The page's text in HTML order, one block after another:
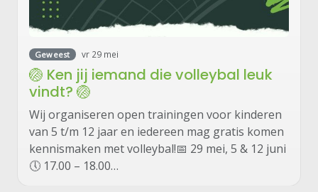
Geweest vr 29 mei
🏐 Ken jij iemand die volleybal leuk
vindt? 🏐
Wij organiseren open trainingen voor kinderen
van 5 t/m 12 jaar en iedereen mag gratis komen
kennismaken met volleybal!📅 29 mei, 5 & 12 juni
🕔 17.00 – 18.00…